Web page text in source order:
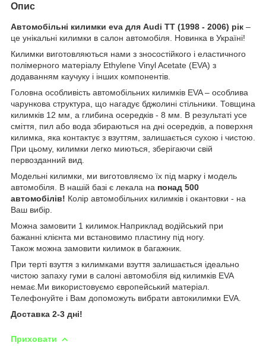
Опис
Автомобільні килимки eva для Audi TT (1998 - 2006) рік –
це унікальні килимки в салон автомобіля. Новинка в Україні!
Килимки виготовляються нами з зносостійкого і еластичного
полімерного матеріалу Ethylene Vinyl Acetate (EVA) з
додаванням каучуку і інших компонентів.
Головна особливість автомобільних килимків EVA – особлива
чарункова структура, що нагадує бджолині стільники. Товщина
килимків 12 мм, а глибина осередків - 8 мм. В результаті усе
сміття, пил або вода збираються на дні осередків, а поверхня
килимка, яка контактує з взуттям, залишається сухою і чистою.
При цьому, килимки легко миються, зберігаючи свій
первозданний вид.
Модельні килимки, ми виготовляємо їх під марку і модель
автомобіля. В нашій базі є лекала на понад 500
автомобілів! Колір автомобільних килимків і окантовки - на
Ваш вибір.
Можна замовити 1 килимок.Наприклад водійський при
бажанні клієнта ми встановимо пластину під ногу.
Також можна замовити килимок в багажник.
При терті взуття з килимками взуття залишається ідеально
чистою запаху гуми в салоні автомобіля від килимків EVA
немає.Ми використовуємо європейський матеріал.
Телефонуйте і Вам допоможуть вибрати автокилимки EVA.
Доставка 2-3 дні!
Приховати